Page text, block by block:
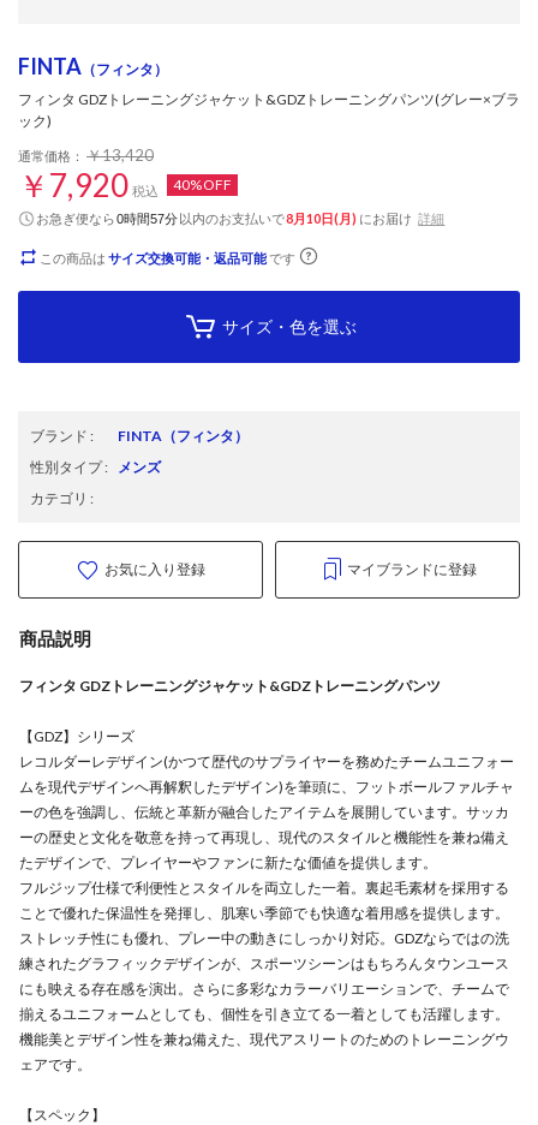
FINTA （フィンタ）
フィンタ GDZトレーニングジャケット&GDZトレーニングパンツ(グレー×ブラ
ック)
通常価格： ￥13,420
￥7,920 税込 40%OFF
お急ぎ便なら0時間57分以内のお支払いで8月10日(月) にお届け 詳細
この商品は サイズ交換可能・返品可能です
サイズ・色を選ぶ
ブランド : FINTA （フィンタ）
性別タイプ:
メンズ
カテゴリ :
お気に入り登録 マイブランドに登録
商品説明
フィンタ GDZトレーニングジャケット&GDZトレーニングパンツ
【GDZ】シリーズ
レコルダーレデザイン(かつて歴代のサプライヤーを務めたチームユニフォー
ムを現代デザインへ再解釈したデザイン)を筆頭に、フットボールファルチャ
ーの色を強調し、伝統と革新が融合したアイテムを展開しています。サッカ
ーの歴史と文化を敬意を持って再現し、現代のスタイルと機能性を兼ね備え
たデザインで、プレイヤーやファンに新たな価値を提供します。
フルジップ仕様で利便性とスタイルを両立した一着。裏起毛素材を採用する
ことで優れた保温性を発揮し、肌寒い季節でも快適な着用感を提供します。
ストレッチ性にも優れ、プレー中の動きにしっかり対応。GDZならではの洗
練されたグラフィックデザインが、スポーツシーンはもちろんタウンユース
にも映える存在感を演出。さらに多彩なカラーバリエーションで、チームで
揃えるユニフォームとしても、個性を引き立てる一着としても活躍します。
機能美とデザイン性を兼ね備えた、現代アスリートのためのトレーニングウ
ェアです。
【スペック】